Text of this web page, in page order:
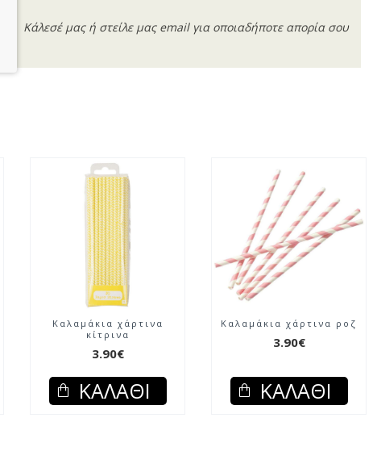
Κάλεσέ μας ή στείλε μας email για οποιαδήποτε απορία σου
Καλαμάκια χάρτινα
κίτρινα
3.90€
ΚΑΛΆΘΙ
Καλαμάκια χάρτινα ροζ
3.90€
ΚΑΛΆΘΙ